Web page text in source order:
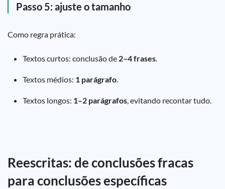
Passo 5: ajuste o tamanho
Como regra prática:
Textos curtos: conclusão de 2–4 frases.
Textos médios: 1 parágrafo.
Textos longos: 1–2 parágrafos, evitando recontar tudo.
Reescritas: de conclusões fracas
para conclusões específicas